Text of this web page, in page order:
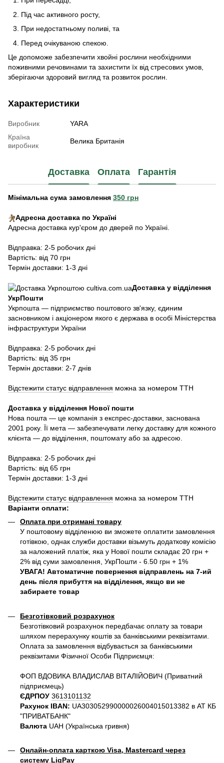
Під час активного росту,
При недостатньому поливі, та
Перед очікуваною спекою.
Це допоможе забезпечити хвойні рослини необхідними
поживними речовинами та захистити їх від стресових умов,
зберігаючи здоровий вигляд та розвиток рослин.
Характеристики
Виробник
YARA
Країна
виробник
Велика Британія
Доставка Оплата Гарантія
Мінімальна сума замовлення 350 грн
Адресна доставка по Україні
Адресна доставка кур'єром до дверей по Україні.
Відправка: 2-5 робочих дні
Вартість: від 70 грн
Термін доставки: 1-3 дні
Доставка у відділення
УкрПошти
Укрпошта — підприємство поштового зв'язку, єдиним
засновником і акціонером якого є держава в особі Міністерства
інфраструктури України
Відправка: 2-5 робочих дні
Вартість: від 35 грн
Термін доставки: 2-7 днів
Відстежити статус відправлення можна за номером ТТН
Доставка у відділення Нової пошти
Нова пошта — це компанія з експрес-доставки, заснована
2001 року. Її мета — забезпечувати легку доставку для кожного
клієнта — до відділення, поштомату або за адресою.
Відправка: 2-5 робочих дні
Вартість: від 65 грн
Термін доставки: 1-3 дні
Відстежити статус відправлення можна за номером ТТН
Варіанти оплати:
Оплата при отримані товару
У поштовому відділенюю ви зможете оплатити замовлення
готівкою, однак служби доставки візьмуть додаткову комісію
за наложений платіж, яка у Нової пошти складає 20 грн +
2% від суми замовлення, УкрПошти - 6.50 грн + 1%
УВАГА! Автоматичне повернення відправлень на 7-ий
день після прибуття на відділення, якщо ви не
забираете товар
Безготівковий розрахунок
Безготівковий розрахунок передбачає оплату за товари
шляхом перерахунку коштів за банківськими реквізитами.
Оплата за замовлення відбувається за банківськими
реквізитами Фізичної Особи Підприємця:
ФОП ВДОВИКА ВЛАДИСЛАВ ВІТАЛІЙОВИЧ (Приватний
пiдприємець)
ЄДРПОУ 3613101132
Рахунок IBAN: UA303052990000026004015013382 в АТ КБ
"ПРИВАТБАНК"
Валюта UAH (Українська гривня)
Онлайн-оплата карткою Visa, Mastercard через
систему LiqPay